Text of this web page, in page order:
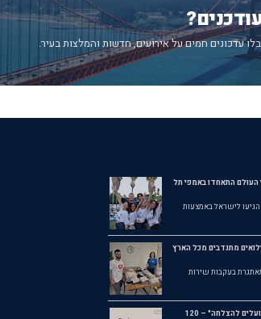
עדכונים חמים על אירועים, חדשות והמלצות בעיר.
מרחבי העולם התאחדו באמפי תל
הגיעו לישראל באמצעות
מתנדבים מכל הארץ
בעקבות שירות
בנק הפועלים פותח את ההרשמה לקרן המלגות "פועלים להצלחה" – 120